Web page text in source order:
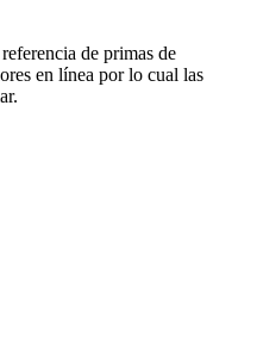
de primas de
en línea por lo cual las